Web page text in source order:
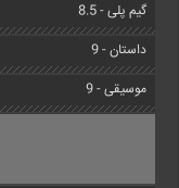
گیم پلی - 8.5
داستان - 9
موسیقی - 9